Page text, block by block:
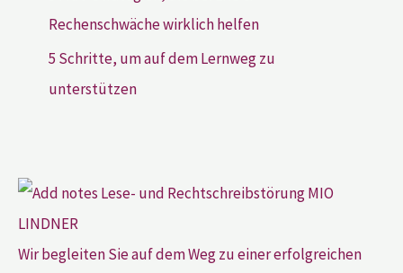
Rechenschwäche wirklich helfen
5 Schritte, um auf dem Lernweg zu
unterstützen
Wir begleiten Sie auf dem Weg zu einer erfolgreichen